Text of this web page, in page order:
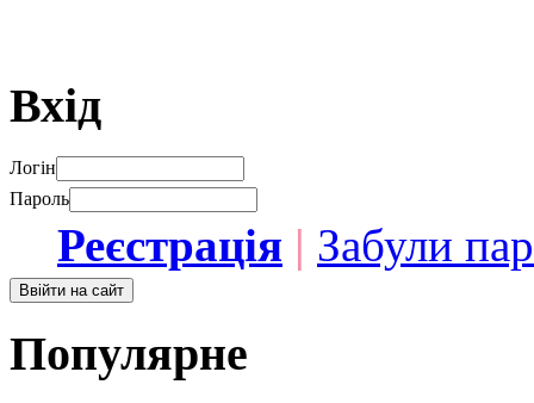
Вхід
Логін
Пароль
Реєстрація | Забули
Популярне